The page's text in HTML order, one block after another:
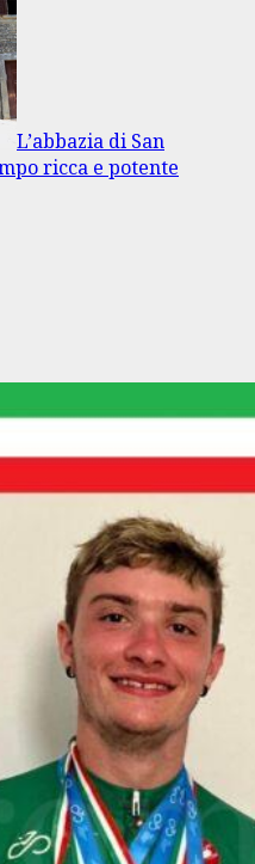
L’abbazia di San
ricca e potente